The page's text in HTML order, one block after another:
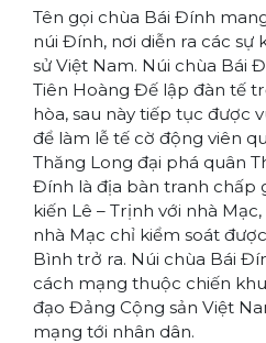
Tên gọi chùa Bái Đính
núi Đính, nơi diễn ra các sự
sử Việt Nam. Núi chùa Bái
Tiên Hoàng Đế lập đàn tế
hòa, sau này tiếp tục được
để làm lễ tế cờ động viên
Thăng Long đại phá quân
Đính là địa bàn tranh chấp
kiến Lê – Trịnh với nhà
nhà Mạc chỉ kiểm soát
Bình trở ra. Núi chùa Bái
cách mạng thuộc chiến
đạo Đảng Cộng sản Việt
mạng tới nhân dân.